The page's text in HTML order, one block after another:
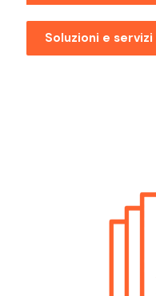
Soluzioni e
Posizioni
Ingegnere
Posizioni
Posizioni